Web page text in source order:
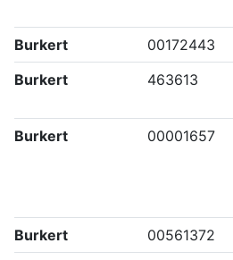
Burkert 00172443
Burkert
463613
Burkert 00001657
Burkert 00561372